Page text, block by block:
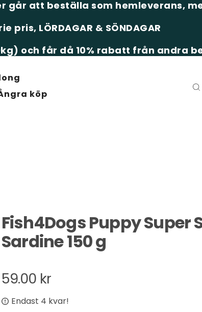
går att beställa som hemleverans,
pris, LÖRDAGAR & SÖNDAGAR
och får då 10% rabatt från andra
köp
Fish4Dogs Puppy Super
Sardine 150 g
59.00 kr
Endast 4 kvar!